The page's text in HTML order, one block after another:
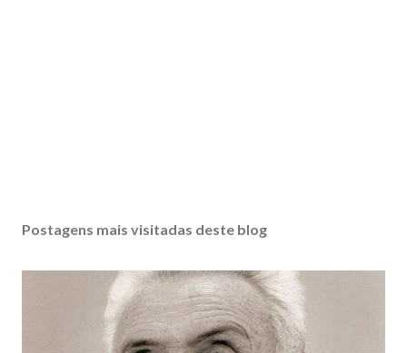
Postagens mais visitadas deste blog